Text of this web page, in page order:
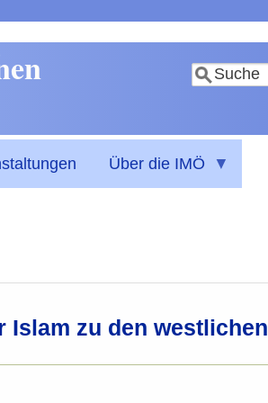
Suche
Über die IMÖ
Islam zu den westlichen